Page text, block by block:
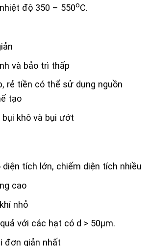
độ 350 – 550oC.
và bảo trì thấp
rẻ tiền có thể sử dụng nguồn
tạo
khô và bụi ướt
diện tích lớn, chiếm diện tích nhiều
cao
nhỏ
với các hạt có d > 50µm.
đơn giản nhất